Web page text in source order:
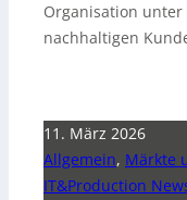
Organisation
nachhaltigen
11. März 2026
Allgemein, Märkte
IT&Production